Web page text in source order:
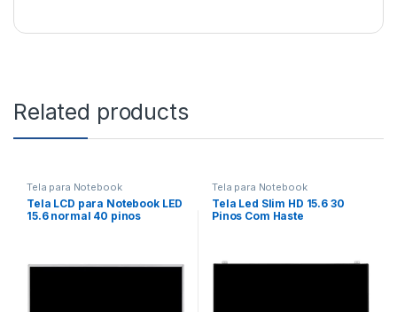
Related products
Tela para Notebook
Tela LCD para Notebook LED
15.6 normal 40 pinos
Tela para Notebook
Tela Led Slim HD 15.6 30
Pinos Com Haste